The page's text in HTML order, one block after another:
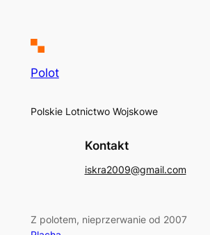
Polot
Polskie Lotnictwo Wojskowe
Kontakt
iskra2009@gmail.com
Z polotem, nieprzerwanie od 2007